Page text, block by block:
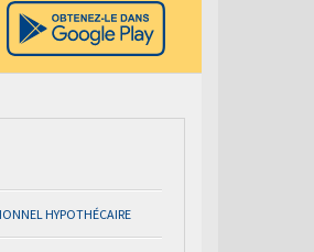
HYPOTHÉCAIRE